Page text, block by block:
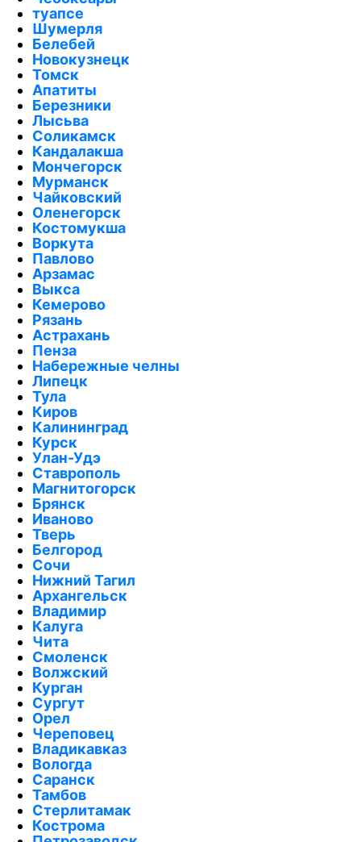
туапсе
Шумерля
Белебей
Новокузнецк
Томск
Апатиты
Березники
Лысьва
Соликамск
Кандалакша
Мончегорск
Мурманск
Чайковский
Оленегорск
Костомукша
Воркута
Павлово
Арзамас
Выкса
Кемерово
Рязань
Астрахань
Пенза
Набережные челны
Липецк
Тула
Киров
Калининград
Курск
Улан-Удэ
Ставрополь
Магнитогорск
Брянск
Иваново
Тверь
Белгород
Сочи
Нижний Тагил
Архангельск
Владимир
Калуга
Чита
Смоленск
Волжский
Курган
Сургут
Орел
Череповец
Владикавказ
Вологда
Саранск
Тамбов
Стерлитамак
Кострома